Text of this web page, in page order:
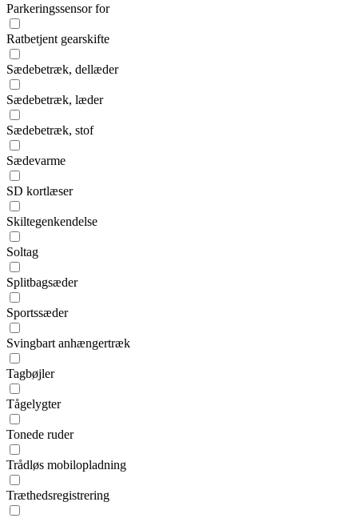
Parkeringssensor for
Ratbetjent gearskifte
Sædebetræk, dellæder
Sædebetræk, læder
Sædebetræk, stof
Sædevarme
SD kortlæser
Skiltegenkendelse
Soltag
Splitbagsæder
Sportssæder
Svingbart anhængertræk
Tagbøjler
Tågelygter
Tonede ruder
Trådløs mobilopladning
Træthedsregistrering